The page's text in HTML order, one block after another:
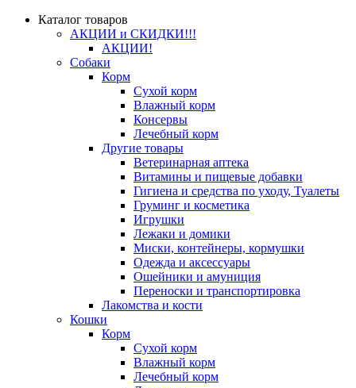
Каталог товаров
АКЦИИ и СКИДКИ!!!
АКЦИИ!
Собаки
Корм
Сухой корм
Влажный корм
Консервы
Лечебный корм
Другие товары
Ветеринарная аптека
Витамины и пищевые добавки
Гигиена и средства по уходу, Туалеты
Груминг и косметика
Игрушки
Лежаки и домики
Миски, контейнеры, кормушки
Одежда и аксессуары
Ошейники и амуниция
Переноски и транспортировка
Лакомства и кости
Кошки
Корм
Сухой корм
Влажный корм
Лечебный корм